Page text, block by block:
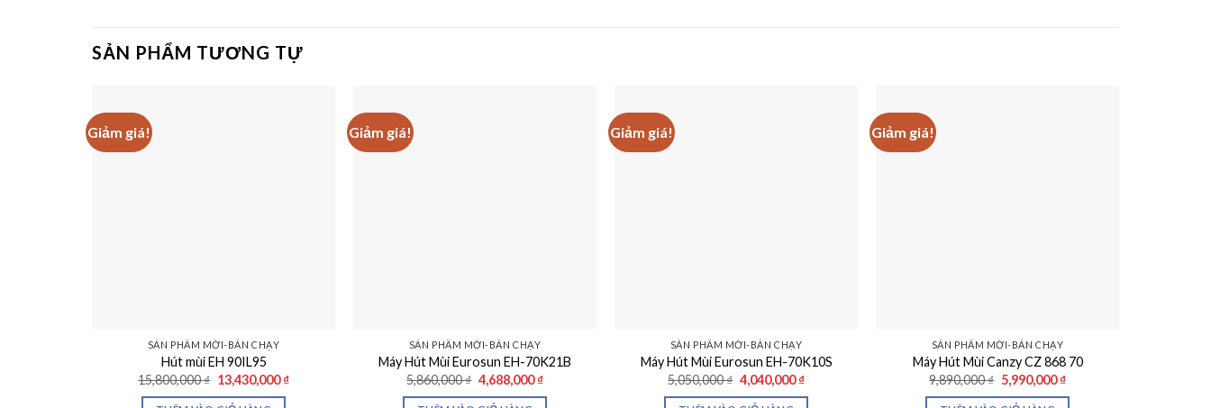
SẢN PHẨM TƯƠNG TỰ
Giảm giá!
SẢN PHẨM MỚI-BÁN CHẠY
Hút mùi EH 90IL95
15,800,000₫ Giá
gốc
là:
13,430,000₫Giá
Giảm giá!
SẢN PHẨM MỚI-BÁN CHẠY
Máy Hút Mùi Eurosun EH-70K21B
5,860,000₫ Giá
gốc
là:
4,688,000₫Giá
Giảm giá!
SẢN PHẨM MỚI-BÁN CHẠY
Máy Hút Mùi Eurosun EH-70K10S
5,050,000₫ Giá
gốc
là:
4,040,000₫Giá
Giảm giá!
SẢN PHẨM MỚI-BÁN CHẠY
Máy Hút Mùi Canzy CZ 868 70
9,890,000₫ Giá
gốc
là:
5,990,000₫Giá